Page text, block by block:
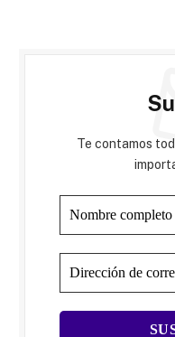
Te contamos